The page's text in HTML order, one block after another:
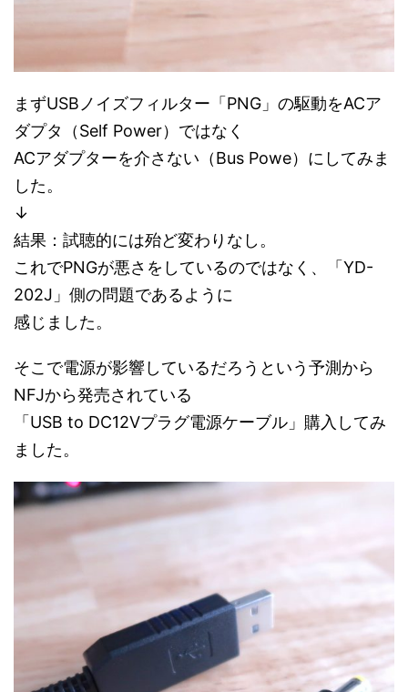
まずUSBノイズフィルター「PNG」の駆動をACア
ダプタ（Self Power）ではなく
ACアダプターを介さない（Bus Powe）にしてみま
した。
↓
結果：試聴的には殆ど変わりなし。
これでPNGが悪さをしているのではなく、「YD-
202J」側の問題であるように
感じました。
そこで電源が影響しているだろうという予測から
NFJから発売されている
「USB to DC12Vプラグ電源ケーブル」購入してみ
ました。